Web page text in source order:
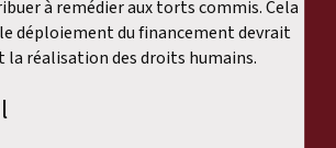
à remédier aux torts commis. Cela
déploiement du financement devrait
la réalisation des droits humains.